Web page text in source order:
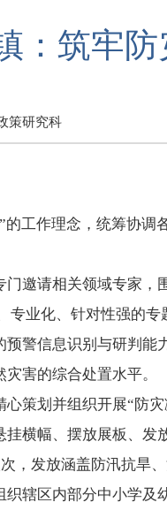
：筑牢
策研究科
作理念，统筹协调
请相关领域专家，
业化、针对性强的
警信息识别与研判
害的综合处置水平。
划并组织开展“防灾
横幅、摆放展板、发
，发放涵盖防汛抗旱
区内部分中小学及